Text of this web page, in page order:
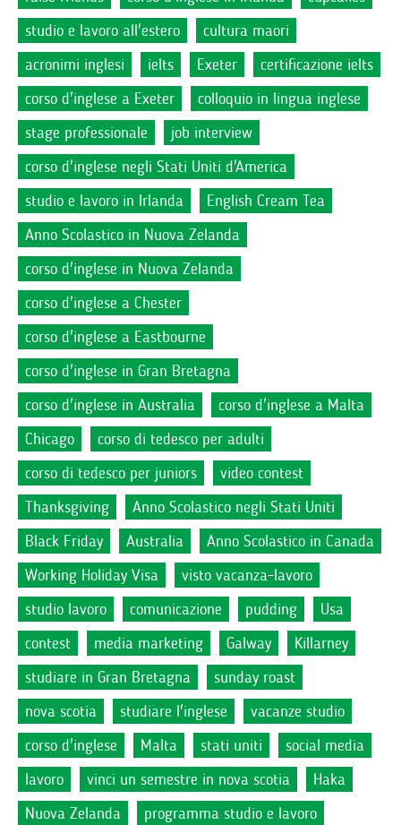
studio e lavoro all'estero
cultura maori
acronimi inglesi
ielts Exeter
certificazione ielts
corso d'inglese a Exeter
colloquio in lingua inglese
stage professionale
job interview
corso d'inglese negli Stati Uniti d'America
studio e lavoro in Irlanda
English Cream Tea
Anno Scolastico in Nuova Zelanda
corso d'inglese in Nuova Zelanda
corso d'inglese a Chester
corso d'inglese a Eastbourne
corso d'inglese in Gran Bretagna
corso d'inglese in Australia
corso d'inglese a Malta
Chicago
corso di tedesco per adulti
corso di tedesco per juniors
video contest
Thanksgiving
Anno Scolastico negli Stati Uniti
Black Friday
Australia
Anno Scolastico in Canada
Working Holiday Visa
visto vacanza-lavoro
studio lavoro
comunicazione pudding
Usa
contest
media marketing Galway
Killarney
studiare in Gran Bretagna
sunday roast
nova scotia
studiare l'inglese
vacanze studio
corso d'inglese
Malta stati uniti
social media
lavoro
vinci un semestre in nova scotia
Haka
Nuova Zelanda
programma studio e lavoro